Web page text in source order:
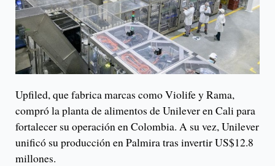
Upfiled, que fabrica marcas como Violife y Rama,
compró la planta de alimentos de Unilever en Cali para
fortalecer su operación en Colombia. A su vez, Unilever
unificó su producción en Palmira tras invertir US$12.8
millones.